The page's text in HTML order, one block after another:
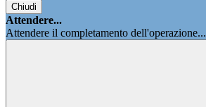
Chiudi
Attendere...
Attendere il completamento dell'operazione...